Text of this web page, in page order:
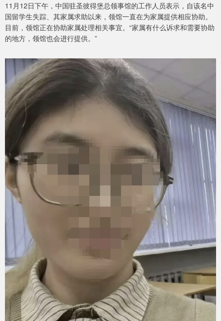
11月12日下午，中国驻圣彼得堡总领事馆的工作人员表示，自该名中
国留学生失踪、其家属求助以来，领馆一直在为家属提供相应协助。
目前，领馆正在协助家属处理相关事宜。“家属有什么诉求和需要协助
的地方，领馆也会进行提供。”